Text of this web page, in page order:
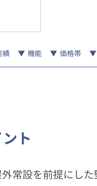
績 機能 価格帯
ト
常設を前提にし